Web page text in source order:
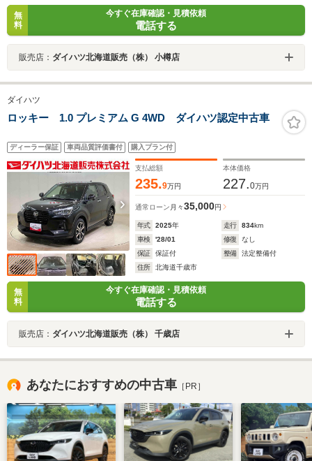
無
料
今すぐ在庫確認・見積依頼
電話する
販売店： ダイハツ北海道販売（株） 小樽店
ダイハツ
ロッキー 1.0 プレミアム G 4WD ダイハツ認定中古車
ディーラー保証 車両品質評価書付 購入プラン付
支払総額
235.9万円
本体価格
227.0万円
通常ローン 月々35,000円
年式 2025年 走行 834km
車検
'28/01 修復
なし
保証
保証付 整備
法定整備付
住所
北海道千歳市
無
料
今すぐ在庫確認・見積依頼
電話する
販売店： ダイハツ北海道販売（株） 千歳店
あなたにおすすめの中古車 ［PR］